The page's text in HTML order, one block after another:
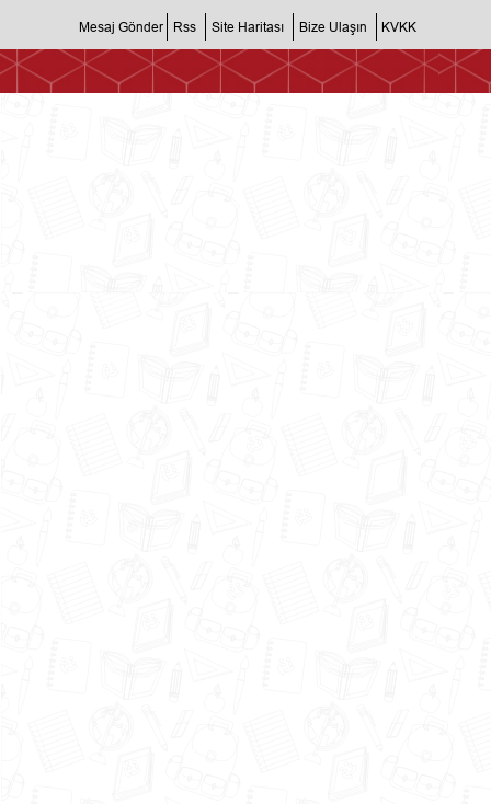
Mesaj Gönder Rss Site Haritası Bize Ulaşın KVKK